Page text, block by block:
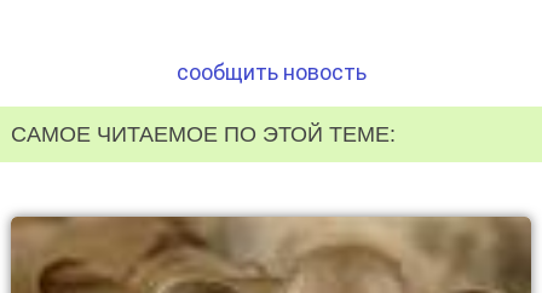
сообщить новость
САМОЕ ЧИТАЕМОЕ ПО ЭТОЙ ТЕМЕ: